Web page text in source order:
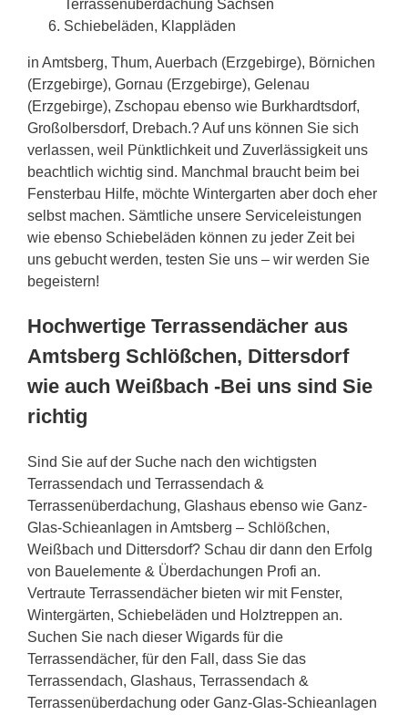
Terrassenüberdachung Sachsen
Schiebeläden, Klappläden
in Amtsberg, Thum, Auerbach (Erzgebirge), Börnichen
(Erzgebirge), Gornau (Erzgebirge), Gelenau
(Erzgebirge), Zschopau ebenso wie Burkhardtsdorf,
Großolbersdorf, Drebach.? Auf uns können Sie sich
verlassen, weil Pünktlichkeit und Zuverlässigkeit uns
beachtlich wichtig sind. Manchmal braucht beim bei
Fensterbau Hilfe, möchte Wintergarten aber doch eher
selbst machen. Sämtliche unsere Serviceleistungen
wie ebenso Schiebeläden können zu jeder Zeit bei
uns gebucht werden, testen Sie uns – wir werden Sie
begeistern!
Hochwertige Terrassendächer aus
Amtsberg Schlößchen, Dittersdorf
wie auch Weißbach -Bei uns sind Sie
richtig
Sind Sie auf der Suche nach den wichtigsten
Terrassendach und Terrassendach &
Terrassenüberdachung, Glashaus ebenso wie Ganz-
Glas-Schieanlagen in Amtsberg – Schlößchen,
Weißbach und Dittersdorf? Schau dir dann den Erfolg
von Bauelemente & Überdachungen Profi an.
Vertraute Terrassendächer bieten wir mit Fenster,
Wintergärten, Schiebeläden und Holztreppen an.
Suchen Sie nach dieser Wigards für die
Terrassendächer, für den Fall, dass Sie das
Terrassendach, Glashaus, Terrassendach &
Terrassenüberdachung oder Ganz-Glas-Schieanlagen